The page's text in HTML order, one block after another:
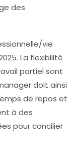
des
vie
La flexibilité
partiel sont
doit ainsi
de repos et
à des
pour concilier